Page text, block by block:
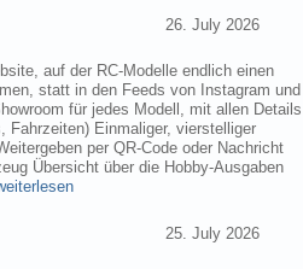
26. July 2026
auf der RC-Modelle endlich einen
statt in den Feeds von Instagram und
für jedes Modell, mit allen Details
Fahrzeiten) Einmaliger, vierstelliger
per QR-Code oder Nachricht
Übersicht über die Hobby-Ausgaben
25. July 2026